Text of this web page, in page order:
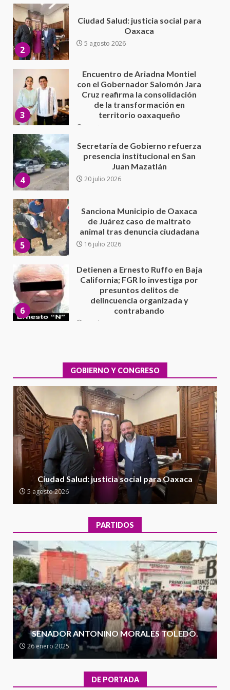
3
con el Gobernador Salomón Jara
Cruz reafirma la consolidación
de la transformación en
4
Secretaría de Gobierno refuerza
presencia institucional en San
Juan Mazatlán
20 julio 2026
5
Sanciona Municipio de Oaxaca
de Juárez caso de maltrato
animal tras denuncia ciudadana
16 julio 2026
6
California; FGR lo investiga por
presuntos delitos de
delincuencia organizada y
contrabando
7
Sin paso carretera Oaxaca-
Cuacnopalan
26 junio 2026
1
integral de las instalaciones de la
Escuela Secundaria General
Moisés Sáenz Garza
5 agosto 2026
2
Ciudad Salud: justicia social para
Oaxaca
5 agosto 2026
3
Encuentro de Ariadna Montiel
con el Gobernador Salomón Jara
Cruz reafirma la consolidación
de la transformación en
territorio oaxaqueño
30 julio 2026
4
presencia institucional en San
Juan Mazatlán
20 julio 2026
5
Sanciona Municipio de Oaxaca
de Juárez caso de maltrato
animal tras denuncia ciudadana
16 julio 2026
Detienen a Ernesto Ruffo en Baja
California; FGR lo investiga por
presuntos delitos de
GOBIERNO Y CONGRESO
Ciudad Salud: justicia social para Oaxaca
5 agosto 2026
PARTIDOS
SENADOR ANTONINO MORALES TOLEDO.
26 enero 2025
DE PORTADA